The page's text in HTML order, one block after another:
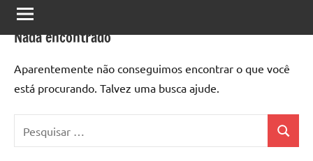
Nada encontrado
Aparentemente não conseguimos encontrar o que você
está procurando. Talvez uma busca ajude.
por: